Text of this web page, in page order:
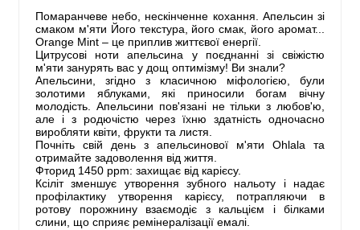
Помаранчеве небо, нескінченне кохання. Апельсин зі
смаком м'яти Його текстура, його смак, його аромат...
Orange Mint – це приплив життєвої енергії.
Цитрусові ноти апельсина у поєднанні зі свіжістю
м'яти занурять вас у дощ оптимізму! Ви знали?
Апельсини, згідно з класичною міфологією, були
золотими яблуками, які приносили богам вічну
молодість. Апельсини пов'язані не тільки з любов'ю,
але і з родючістю через їхню здатність одночасно
виробляти квіти, фрукти та листя.
Почніть свій день з апельсинової м'яти Ohlala та
отримайте задоволення від життя.
Фторид 1450 ppm: захищає від карієсу.
Ксіліт зменшує утворення зубного нальоту і надає
профілактику утворення карієсу, потрапляючи в
ротову порожнину взаємодіє з кальцієм і білками
слини, що сприяє ремінералізації емалі.